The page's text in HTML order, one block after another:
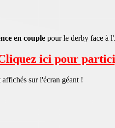
en couple pour le derby face à
ici pour
affichés sur l'écran géant !